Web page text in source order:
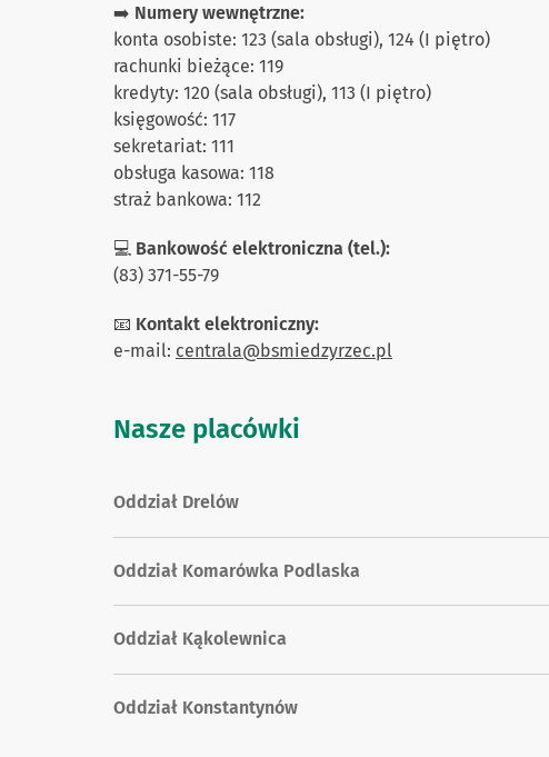
➡️ Numery wewnętrzne:
konta osobiste: 123 (sala obsługi), 124 (I piętro)
rachunki bieżące: 119
kredyty: 120 (sala obsługi), 113 (I piętro)
księgowość: 117
sekretariat: 111
obsługa kasowa: 118
straż bankowa: 112
💻 Bankowość elektroniczna (tel.):
(83) 371-55-79
📧 Kontakt elektroniczny:
e-mail: centrala@bsmiedzyrzec.pl
Nasze placówki
Oddział Drelów
Oddział Komarówka Podlaska
Oddział Kąkolewnica
Oddział Konstantynów